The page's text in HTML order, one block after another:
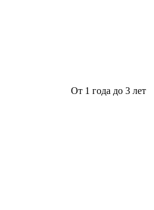
От 1 года до 3 лет